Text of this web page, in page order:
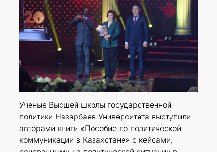
Ученые Высшей школы государственной
политики Назарбаев Университета выступили
авторами книги «Пособие по политической
коммуникации в Казахстане» с кейсами,